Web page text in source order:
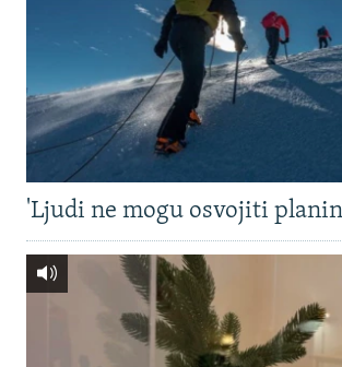
'Ljudi ne mogu osvojiti